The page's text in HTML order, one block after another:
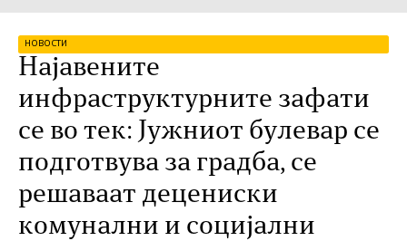
НОВОСТИ
Најавените
инфраструктурните зафати
се во тек: Јужниот булевар се
подготвува за градба, се
решаваат децениски
комунални и социјални